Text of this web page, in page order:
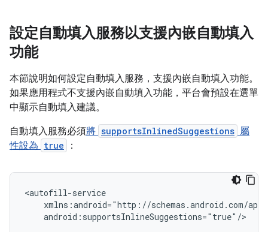
設定自動填入服務以支援內嵌自動填入
功能
本節說明如何設定自動填入服務，支援內嵌自動填入功能。
如果應用程式不支援內嵌自動填入功能，平台會預設在選單
中顯示自動填入建議。
自動填入服務必須將 supportsInlinedSuggestions 屬
性設為 true ：